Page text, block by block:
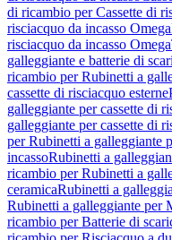
di ricambio per Cassette di
risciacquo da incasso Omega
risciacquo da incasso Omega
galleggiante e batterie di
ricambio per Rubinetti a
cassette di risciacquo esterne
galleggiante per cassette di
galleggiante per cassette di
per Rubinetti a galleggiante
incassoRubinetti a
ricambio per Rubinetti a
ceramicaRubinetti a
Rubinetti a galleggiante per
ricambio per Batterie di